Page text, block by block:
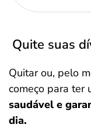
Quite suas
Quitar ou, pelo
começo para ter
saudável e
dia.